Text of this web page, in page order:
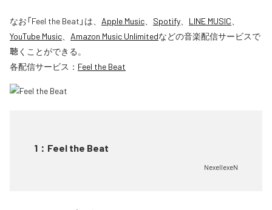
なお「Feel the Beat 」は、 Apple Music Spotify LINE MUSIC
YouTube Music
Amazon Music Unlimitedなどの音楽配信サービスで
聴くことができる。
各配信サービス： Feel the Beat
1 ： Feel the Beat
NexellexeN